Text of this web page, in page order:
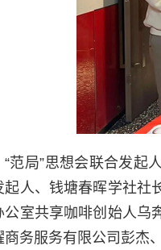
“范局”思想会联合发起
起人、钱塘春晖学社社
公室共享咖啡创始人乌
商务服务有限公司彭杰